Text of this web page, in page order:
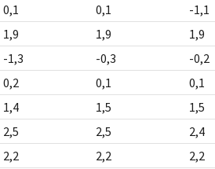
0,1 0,1 -1,1
1,9 1,9 1,9
-1,3 -0,3 -0,2
0,2 0,1 0,1
1,4 1,5 1,5
2,5 2,5 2,4
2,2 2,2 2,2